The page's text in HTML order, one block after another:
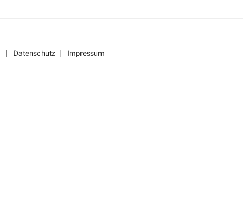
Datenschutz Impressum